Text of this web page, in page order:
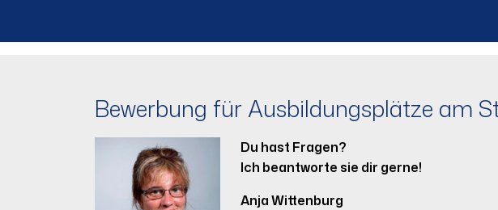
Bewerbung für Ausbildungsplätze am
Du hast Fragen?
Ich beantworte sie dir gerne!
Anja Wittenburg